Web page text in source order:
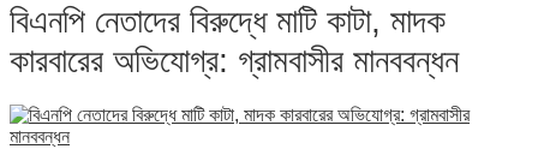
বিএনপি নেতাদের বিরুদ্ধে মাটি কাটা, মাদক
কারবারের অভিযোগ্র: গ্রামবাসীর মানববন্ধন